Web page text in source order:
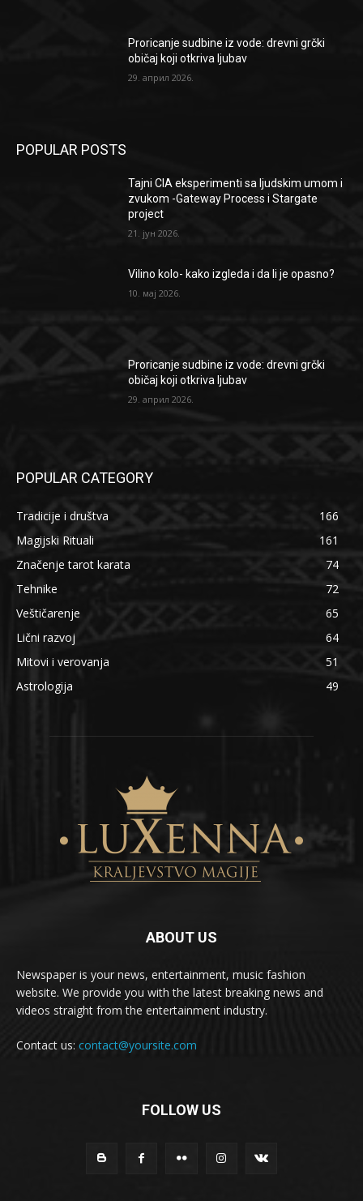
Proricanje sudbine iz vode: drevni grčki
običaj koji otkriva ljubav
29. април 2026.
POPULAR POSTS
Tajni CIA eksperimenti sa ljudskim umom i
zvukom -Gateway Process i Stargate
project
21. јун 2026.
Vilino kolo- kako izgleda i da li je opasno?
10. мај 2026.
Proricanje sudbine iz vode: drevni grčki
običaj koji otkriva ljubav
29. април 2026.
POPULAR CATEGORY
Tradicije i društva
166
Magijski Rituali
161
Značenje tarot karata
74
Tehnike
72
Veštičarenje
65
Lični razvoj
64
Mitovi i verovanja
51
Astrologija
49
ABOUT US
Newspaper is your news, entertainment, music fashion
website. We provide you with the latest breaking news and
videos straight from the entertainment industry.
Contact us: contact@yoursite.com
FOLLOW US